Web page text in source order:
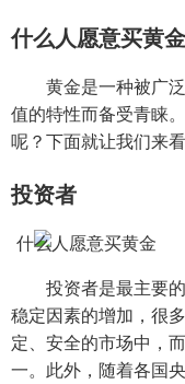
什么人愿意买黄
黄金是一种被广
值的特性而备受青睐
呢？下面就让我们来看
投资者
投资者是最主要
稳定因素的增加，很
定、安全的市场中，
一。此外，随着各国